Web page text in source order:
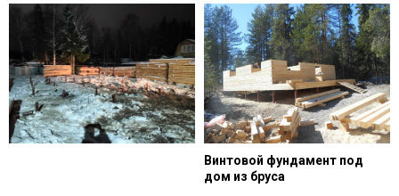
Винтовой фундамент под
дом из бруса